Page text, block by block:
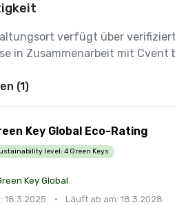
verfügt über
in Zusammenarbeit mit
(1)
Key Global Eco-Rating
level: 4 Green Keys
Key Global
18.3.2025
• Läuft ab am: 18.3.2028